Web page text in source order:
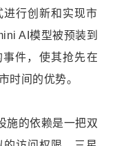
行创新和实现市
AI模型被预装到
件，使其抢先在
时间的优势。
施的依赖是一把双